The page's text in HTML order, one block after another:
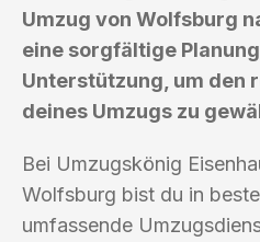
Umzug von Wolfsburg
eine sorgfältige
Unterstützung, um den
deines Umzugs zu
Bei Umzugskönig
Wolfsburg bist du in
umfassende